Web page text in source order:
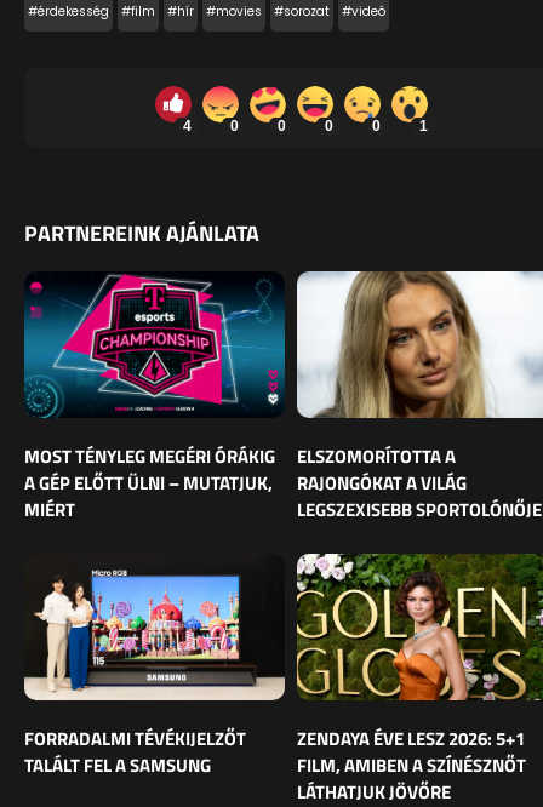
#érdekesség #film #hír #movies #sorozat #videó
4 0 0 0 0 1
PARTNEREINK AJÁNLATA
MOST TÉNYLEG MEGÉRI ÓRÁKIG
A GÉP ELŐTT ÜLNI – MUTATJUK,
MIÉRT
ELSZOMORÍTOTTA A
RAJONGÓKAT A VILÁG
LEGSZEXISEBB SPORTOLÓNŐJE
FORRADALMI TÉVÉKIJELZŐT
TALÁLT FEL A SAMSUNG
ZENDAYA ÉVE LESZ 2026: 5+1
FILM, AMIBEN A SZÍNÉSZNŐT
LÁTHATJUK JÖVŐRE